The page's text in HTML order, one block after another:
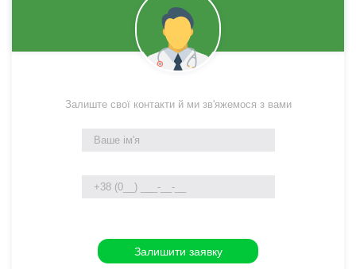
Залиште свої контакти й ми зв'яжемося з вами